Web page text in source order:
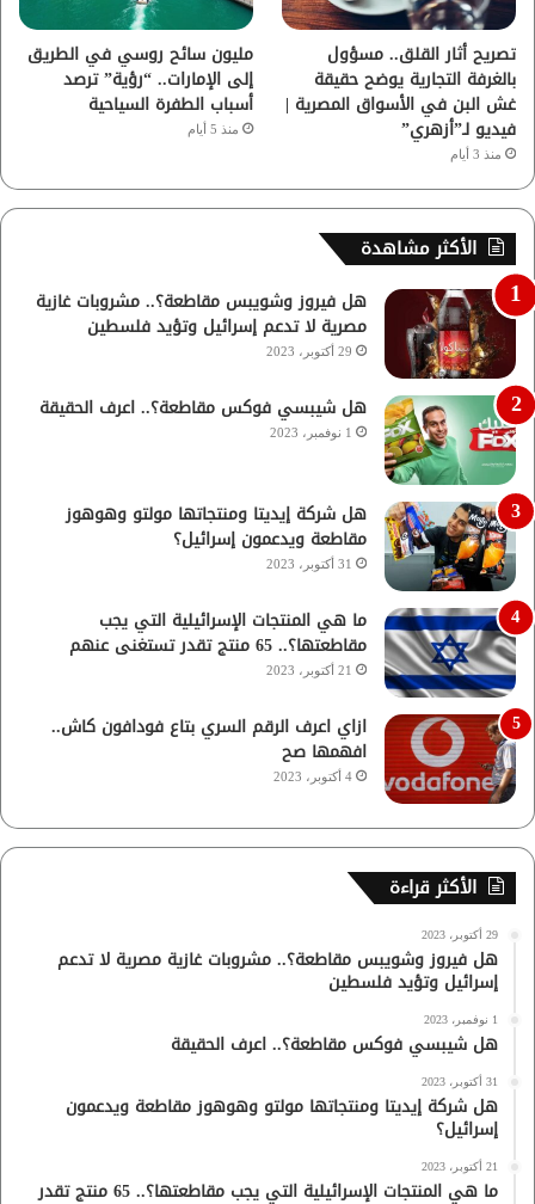
تصريح أثار القلق.. مسؤول
بالغرفة التجارية يوضح حقيقة
غش البن في الأسواق المصرية |
فيديو لـ”أزهري”
منذ 3 أيام
مليون سائح روسي في الطريق
إلى الإمارات.. “رؤية” ترصد
أسباب الطفرة السياحية
منذ 5 أيام
الأكثر مشاهدة
هل فيروز وشويبس مقاطعة؟.. مشروبات غازية
مصرية لا تدعم إسرائيل وتؤيد فلسطين
29 أكتوبر، 2023
هل شيبسي فوكس مقاطعة؟.. اعرف الحقيقة
1 نوفمبر، 2023
هل شركة إيديتا ومنتجاتها مولتو وهوهوز
مقاطعة ويدعمون إسرائيل؟
31 أكتوبر، 2023
ما هي المنتجات الإسرائيلية التي يجب
مقاطعتها؟.. 65 منتج تقدر تستغنى عنهم
21 أكتوبر، 2023
ازاي اعرف الرقم السري بتاع فودافون كاش..
افهمها صح
4 أكتوبر، 2023
الأكثر قراءة
29 أكتوبر، 2023
هل فيروز وشويبس مقاطعة؟.. مشروبات غازية مصرية لا تدعم
إسرائيل وتؤيد فلسطين
1 نوفمبر، 2023
هل شيبسي فوكس مقاطعة؟.. اعرف الحقيقة
31 أكتوبر، 2023
هل شركة إيديتا ومنتجاتها مولتو وهوهوز مقاطعة ويدعمون
إسرائيل؟
21 أكتوبر، 2023
ما هي المنتجات الإسرائيلية التي يجب مقاطعتها؟.. 65 منتج تقدر